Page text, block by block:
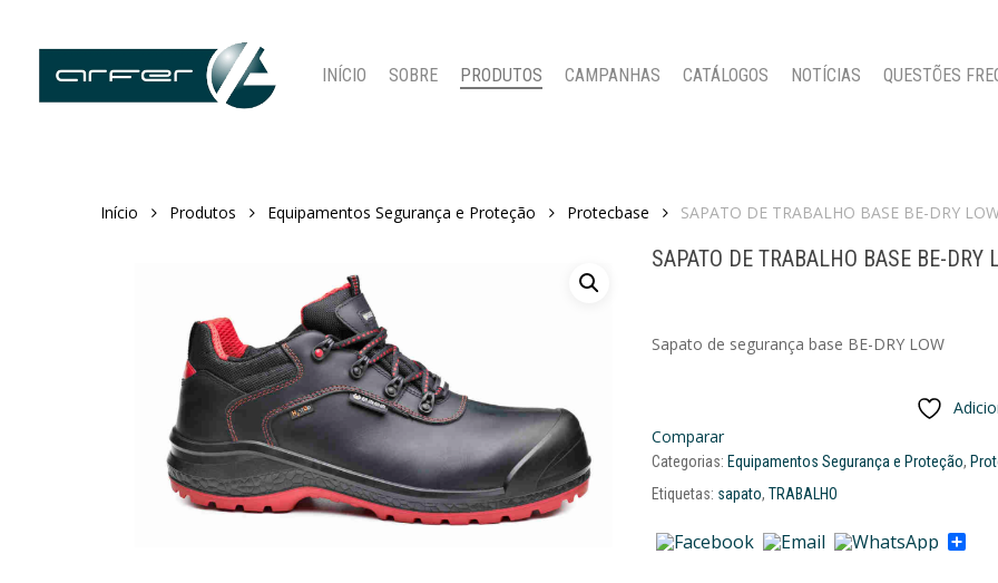
content
Pressione ENTER para pesquisar ou ESC para fechar
INÍCIO SOBRE PRODUTOS CAMPANHAS CATÁLOGOS NOTÍCIAS QUESTÕES
Início Produtos Equipamentos Segurança e Proteção Protecbase SAPATO DE TRABALHO BASE BE-DRY
SAPATO DE TRABALHO BASE BE-DRY
Sapato de segurança base BE-DRY LOW
Comparar
Categorias: Equipamentos Segurança e Proteção,
Etiquetas: sapato, TRABALHO